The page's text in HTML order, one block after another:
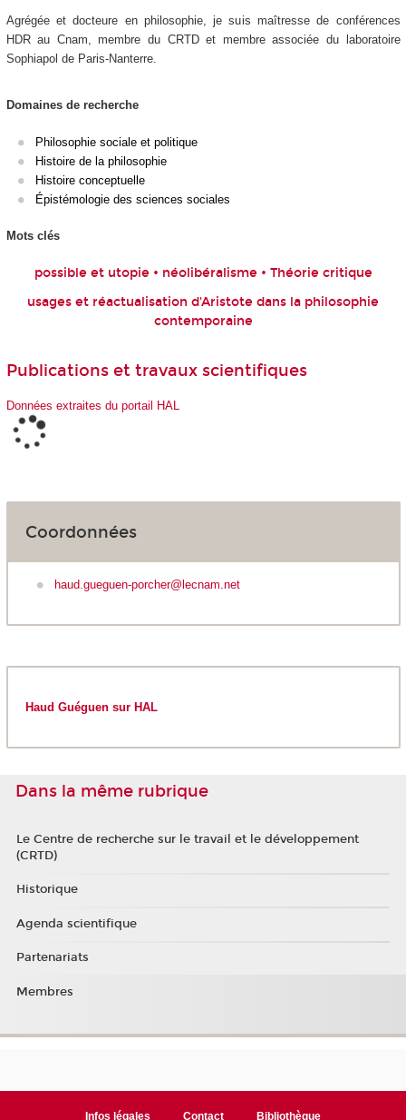
Agrégée et docteure en philosophie, je suis maîtresse de conférences
HDR au Cnam, membre du CRTD et membre associée du laboratoire
Sophiapol de Paris-Nanterre.
Domaines de recherche
Philosophie sociale et politique
Histoire de la philosophie
Histoire conceptuelle
Épistémologie des sciences sociales
Mots clés
possible et utopie • néolibéralisme • Théorie critique
usages et réactualisation d'Aristote dans la philosophie
contemporaine
Publications et travaux scientifiques
Données extraites du portail HAL
Coordonnées
haud.gueguen-porcher@lecnam.net
Haud Guéguen sur HAL
Dans la même rubrique
Le Centre de recherche sur le travail et le développement
(CRTD)
Historique
Agenda scientifique
Partenariats
Membres
Infos légales Contact Bibliothèque